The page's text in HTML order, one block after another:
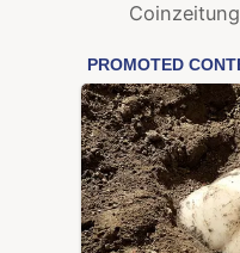
Coinzeitung